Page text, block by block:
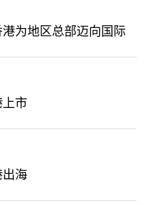
为地区总部迈向国际
上市
出海